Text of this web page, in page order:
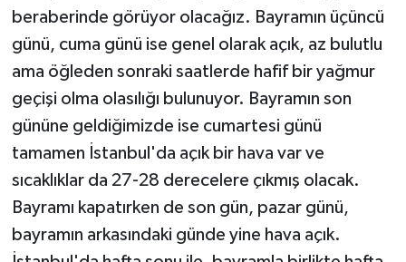
beraberinde görüyor olacağız. Bayramın üçüncü
günü, cuma günü ise genel olarak açık, az bulutlu
ama öğleden sonraki saatlerde hafif bir yağmur
geçişi olma olasılığı bulunuyor. Bayramın son
gününe geldiğimizde ise cumartesi günü
tamamen İstanbul'da açık bir hava var ve
sıcaklıklar da 27-28 derecelere çıkmış olacak.
Bayramı kapatırken de son gün, pazar günü,
bayramın arkasındaki günde yine hava açık.